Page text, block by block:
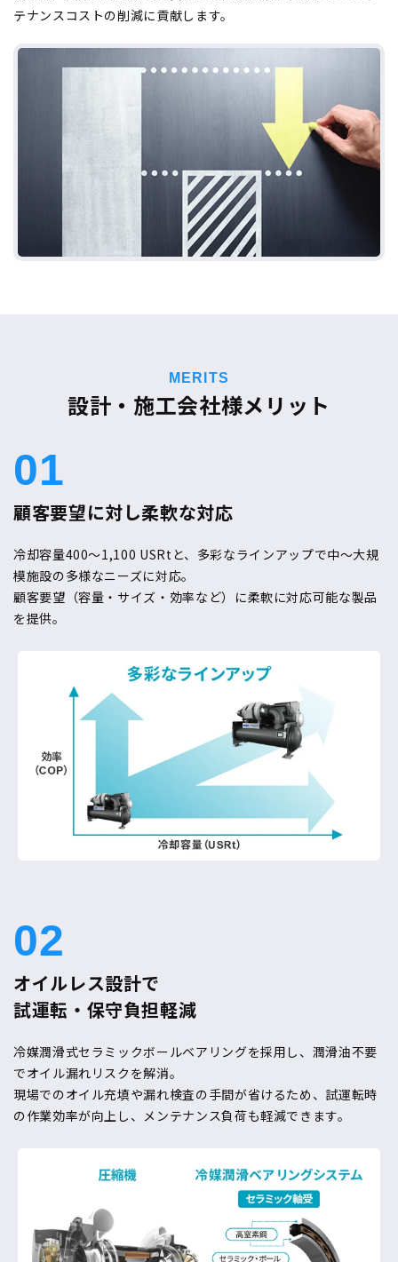
テナンスコストの削減に貢献します。
MERITS
設計・施工会社様メリット
01
顧客要望に対し柔軟な対応
冷却容量400〜1,100 USRtと、多彩なラインアップで中〜大規
模施設の多様なニーズに対応。
顧客要望（容量・サイズ・効率など）に柔軟に対応可能な製品
を提供。
02
オイルレス設計で
試運転・保守負担軽減
冷媒潤滑式セラミックボールベアリングを採用し、潤滑油不要
でオイル漏れリスクを解消。
現場でのオイル充填や漏れ検査の手間が省けるため、試運転時
の作業効率が向上し、メンテナンス負荷も軽減できます。